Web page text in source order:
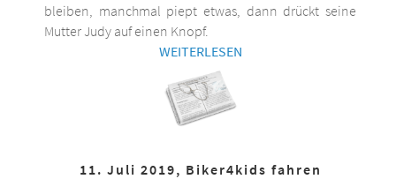
bleiben, manchmal piept etwas, dann drückt seine
Mutter Judy auf einen Knopf.
WEITERLESEN
11. Juli 2019, Biker4kids fahren